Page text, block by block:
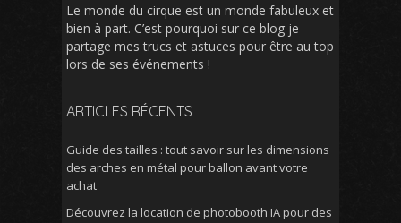
Le monde du cirque est un monde fabuleux et
bien à part. C’est pourquoi sur ce blog je
partage mes trucs et astuces pour être au top
lors de ses événements !
ARTICLES RÉCENTS
Guide des tailles : tout savoir sur les dimensions
des arches en métal pour ballon avant votre
achat
Découvrez la location de photobooth IA pour des